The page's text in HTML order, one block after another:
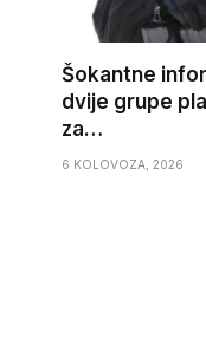
Šokantne
dvije grupe
za…
6 KOLOVOZA, 2026